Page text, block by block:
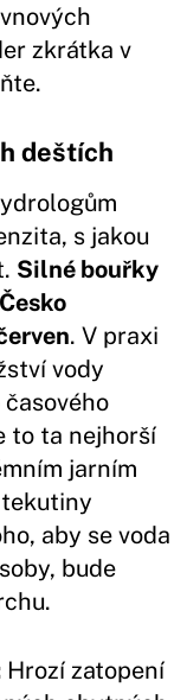
zkrátka v
deštích
s jakou
Silné bouřky
. V praxi
vody
to ta nejhorší
jarním
aby se voda
bude
Hrozí zatopení